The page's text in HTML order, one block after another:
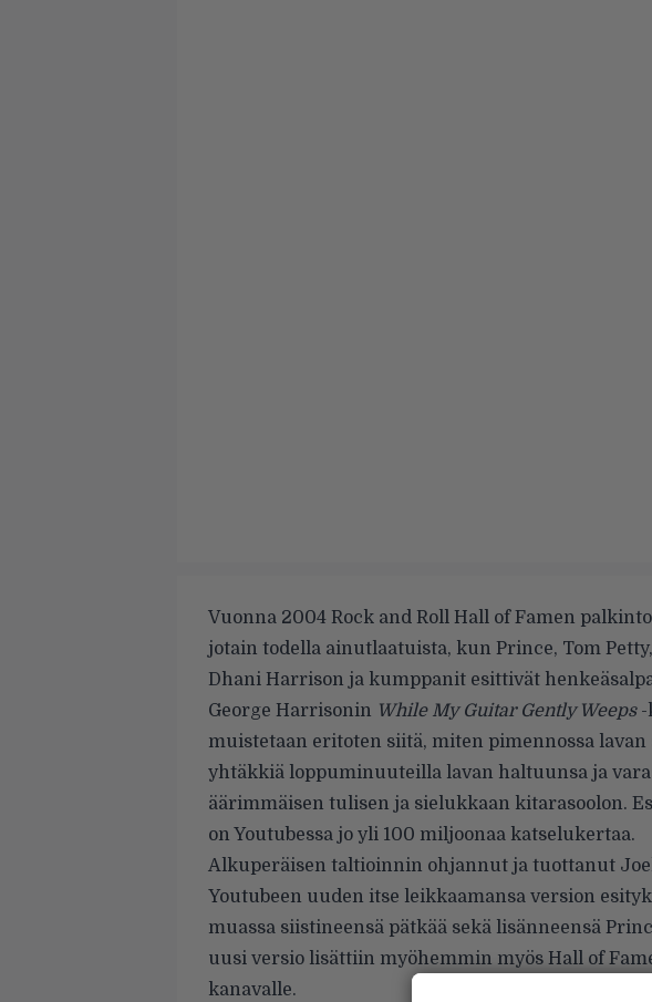
Vuonna 2004 Rock and Roll Hall of Famen
jotain todella ainutlaatuista, kun Prince, Tom
Dhani Harrison ja kumppanit esittivät
George Harrisonin While My Guitar Gently Weeps-
muistetaan eritoten siitä, miten pimennossa
yhtäkkiä loppuminuuteilla lavan haltuunsa ja
äärimmäisen tulisen ja sielukkaan kitarasoolon.
on Youtubessa jo yli 100 miljoonaa katselukertaa.
Alkuperäisen taltioinnin ohjannut ja tuottanut
Youtubeen uuden itse leikkaamansa version
muassa siistineensä pätkää sekä lisänneensä
uusi versio lisättiin myöhemmin myös Hall of
kanavalle.